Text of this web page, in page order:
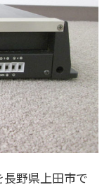
野県上田市で